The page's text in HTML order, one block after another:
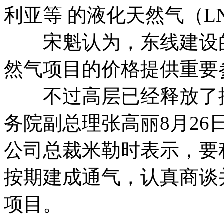
利亚等 的液化天然气（
宋魁认为，东线建设
然气项目的价格提供重要
不过高层已经释放了
务院副总理张高丽8月26
公司总裁米勒时表示，
按期建成通气，认真商
项目。